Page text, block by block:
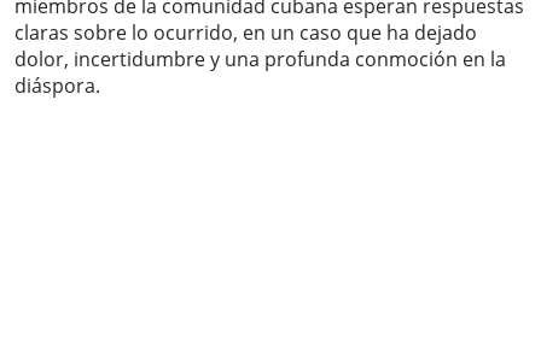
miembros de la comunidad cubana esperan respuestas
claras sobre lo ocurrido, en un caso que ha dejado
dolor, incertidumbre y una profunda conmoción en la
diáspora.